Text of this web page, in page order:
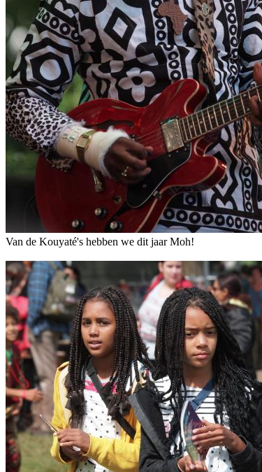
Van de Kouyaté's hebben we dit jaar Moh!